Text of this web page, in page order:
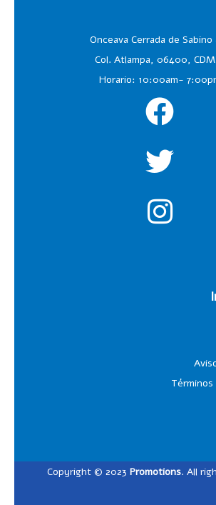
Onceava Cerrada de Sabino
Col. Atlampa, 06400,
Horario: 10:00am-
Copyright © 2023 Promotions. All